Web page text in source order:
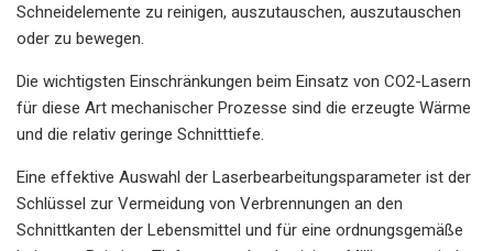
Schneidelemente zu reinigen, auszutauschen, auszutauschen
oder zu bewegen.
Die wichtigsten Einschränkungen beim Einsatz von CO2-Lasern
für diese Art mechanischer Prozesse sind die erzeugte Wärme
und die relativ geringe Schnitttiefe.
Eine effektive Auswahl der Laserbearbeitungsparameter ist der
Schlüssel zur Vermeidung von Verbrennungen an den
Schnittkanten der Lebensmittel und für eine ordnungsgemäße